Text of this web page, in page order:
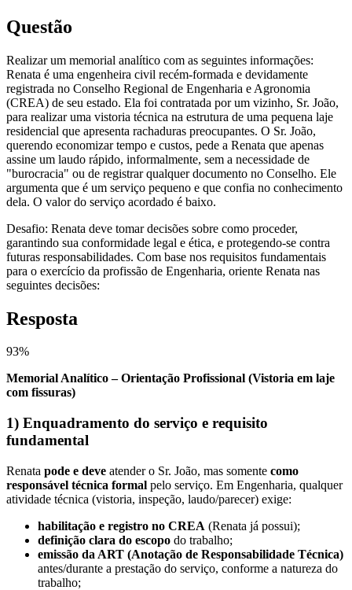
Questão
Realizar um memorial analítico com as seguintes informações:
Renata é uma engenheira civil recém-formada e devidamente
registrada no Conselho Regional de Engenharia e Agronomia
(CREA) de seu estado. Ela foi contratada por um vizinho, Sr. João,
para realizar uma vistoria técnica na estrutura de uma pequena laje
residencial que apresenta rachaduras preocupantes. O Sr. João,
querendo economizar tempo e custos, pede a Renata que apenas
assine um laudo rápido, informalmente, sem a necessidade de
"burocracia" ou de registrar qualquer documento no Conselho. Ele
argumenta que é um serviço pequeno e que confia no conhecimento
dela. O valor do serviço acordado é baixo.
Desafio: Renata deve tomar decisões sobre como proceder,
garantindo sua conformidade legal e ética, e protegendo-se contra
futuras responsabilidades. Com base nos requisitos fundamentais
para o exercício da profissão de Engenharia, oriente Renata nas
seguintes decisões:
Resposta
93%
Memorial Analítico – Orientação Profissional (Vistoria em laje
com fissuras)
1) Enquadramento do serviço e requisito
fundamental
Renata pode e deve atender o Sr. João, mas somente como
responsável técnica formal pelo serviço. Em Engenharia, qualquer
atividade técnica (vistoria, inspeção, laudo/parecer) exige:
habilitação e registro no CREA (Renata já possui);
definição clara do escopo do trabalho;
emissão da ART (Anotação de Responsabilidade Técnica)
antes/durante a prestação do serviço, conforme a natureza do
trabalho;